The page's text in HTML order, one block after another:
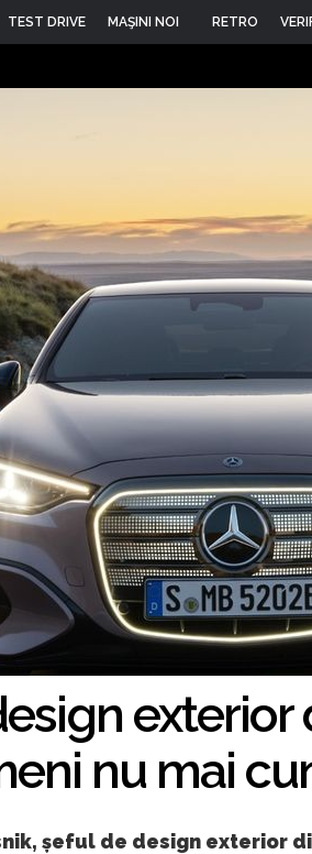
TEST DRIVE MAŞINI NOI RETRO
nu mai
șeful de design exterior